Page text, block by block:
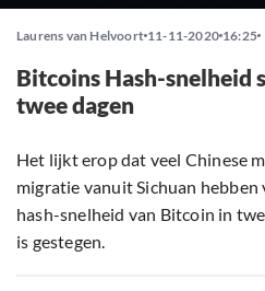
Laurens van Helvoort 11-11-2020 16:25
Bitcoins Hash-snelheid
twee dagen
Het lijkt erop dat veel Chinese
migratie vanuit Sichuan
hash-snelheid van Bitcoin in
is gestegen.